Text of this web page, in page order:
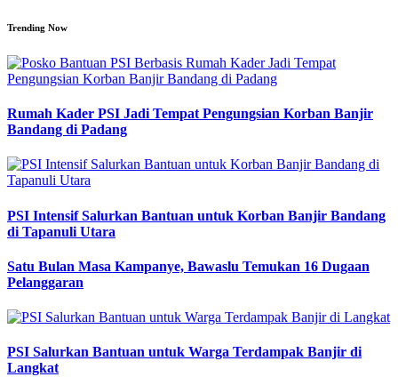
Trending Now
Rumah Kader PSI Jadi Tempat Pengungsian Korban Banjir
Bandang di Padang
PSI Intensif Salurkan Bantuan untuk Korban Banjir Bandang
di Tapanuli Utara
Satu Bulan Masa Kampanye, Bawaslu Temukan 16 Dugaan
Pelanggaran
PSI Salurkan Bantuan untuk Warga Terdampak Banjir di
Langkat